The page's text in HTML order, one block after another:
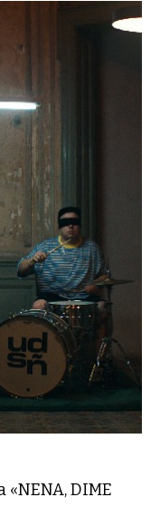
«NENA, DIME